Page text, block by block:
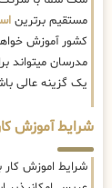
مستقیم برترین
کشور آموزش
مدرسان میتواند
یک گزینه عالی
شرایط آموزش کار
شرایط اموزش کار